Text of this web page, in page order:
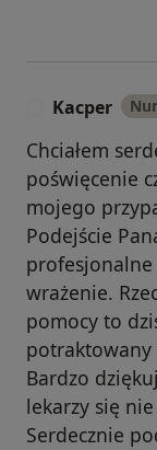
Kacper
Chciałem
poświęcenie
mojego
Podejście
wrażenie.
pomocy to
Bardzo
lekarzy się
Serdecznie